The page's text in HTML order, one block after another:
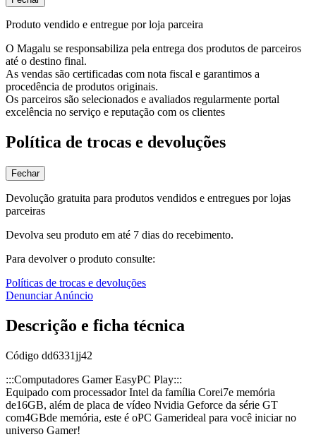
Produto vendido e entregue por loja parceira
O Magalu se responsabiliza pela entrega dos produtos de parceiros
até o destino final.
As vendas são certificadas com nota fiscal e garantimos a
procedência de produtos originais.
Os parceiros são selecionados e avaliados regularmente portal
excelência no serviço e reputação com os clientes
Política de trocas e devoluções
Fechar
Devolução gratuita para produtos vendidos e entregues por lojas
parceiras
Devolva seu produto em até 7 dias do recebimento.
Para devolver o produto consulte:
Políticas de trocas e devoluções
Denunciar Anúncio
Descrição e ficha técnica
Código dd6331jj42
:::Computadores Gamer EasyPC Play:::
Equipado com processador Intel da família Corei7e memória
de16GB, além de placa de vídeo Nvidia Geforce da série GT
com4GBde memória, este é oPC Gamerideal para você iniciar no
universo Gamer!